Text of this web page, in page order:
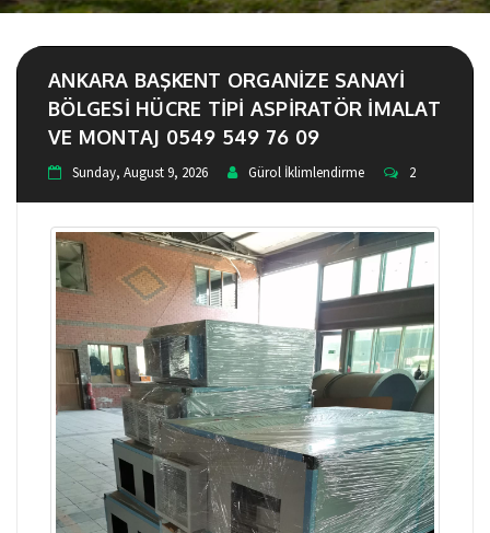
ANKARA BAŞKENT ORGANIZE SANAYI
BÖLGESI HÜCRE TIPI ASPIRATÖR IMALAT
VE MONTAJ 0549 549 76 09
Sunday, August 9, 2026 Gürol İklimlendirme 2